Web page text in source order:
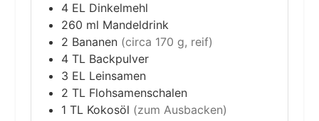
4 EL Dinkelmehl
260 ml Mandeldrink
2 Bananen (circa 170 g, reif)
4 TL Backpulver
3 EL Leinsamen
2 TL Flohsamenschalen
1 TL Kokosöl (zum Ausbacken)